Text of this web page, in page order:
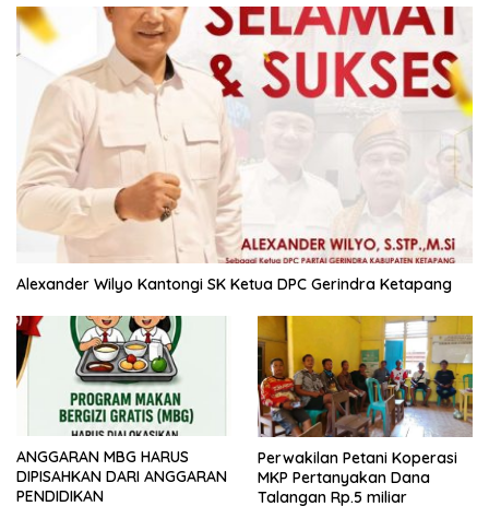
Alexander Wilyo Kantongi SK Ketua DPC Gerindra Ketapang
ANGGARAN MBG HARUS
DIPISAHKAN DARI ANGGARAN
PENDIDIKAN
Perwakilan Petani Koperasi
MKP Pertanyakan Dana
Talangan Rp.5 miliar